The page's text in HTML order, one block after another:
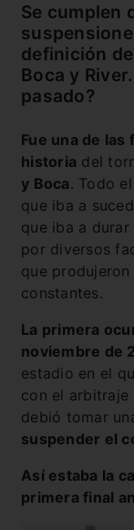
Se cumplen
definición
Boca y
pasado?
Fue una de
historia del
y Boca. Todo
que iba a
que iba a durar
por diversos
que
constantes.
La primera
noviembre de
estadio en el
con el arbitraje
debió tomar
suspender el
Así estaba la
primera final